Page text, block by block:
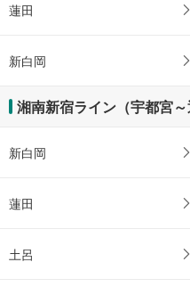
蓮田
新白岡
湘南新宿ライン（宇都宮～
新白岡
蓮田
土呂